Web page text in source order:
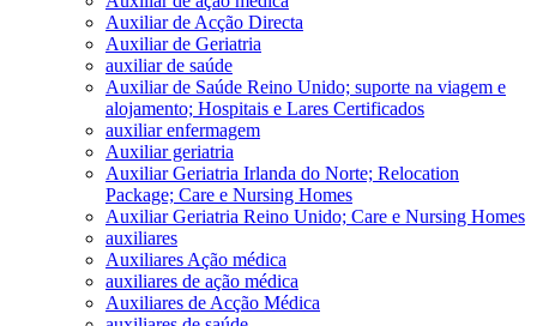
Auxiliar de Acção Directa
Auxiliar de Geriatria
auxiliar de saúde
Auxiliar de Saúde Reino Unido; suporte na viagem e
alojamento; Hospitais e Lares Certificados
auxiliar enfermagem
Auxiliar geriatria
Auxiliar Geriatria Irlanda do Norte; Relocation
Package; Care e Nursing Homes
Auxiliar Geriatria Reino Unido; Care e Nursing Homes
auxiliares
Auxiliares Ação médica
auxiliares de ação médica
Auxiliares de Acção Médica